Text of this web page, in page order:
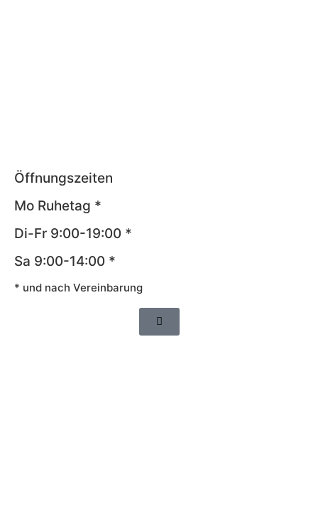
Öffnungszeiten
Mo Ruhetag *
Di-Fr 9:00-19:00 *
Sa 9:00-14:00 *
* und nach Vereinbarung